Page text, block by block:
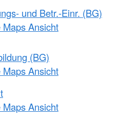
und Betr.-Einr. (BG)
Ansicht
(BG)
Ansicht
Ansicht